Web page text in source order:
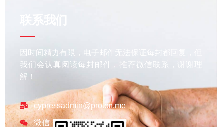
因时间精力有限，电子邮件无法保证每封都回复，但
我们会认真阅读每封邮件，推荐微信联系，谢谢理
解！
cypressadmin@proton.me
微信